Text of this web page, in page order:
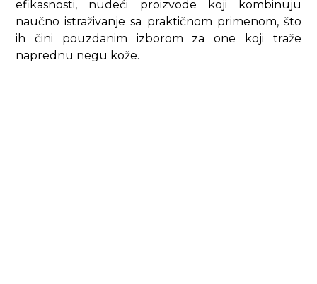
efikasnosti, nudeći proizvode koji kombinuju
naučno istraživanje sa praktičnom primenom, što
ih čini pouzdanim izborom za one koji traže
naprednu negu kože.